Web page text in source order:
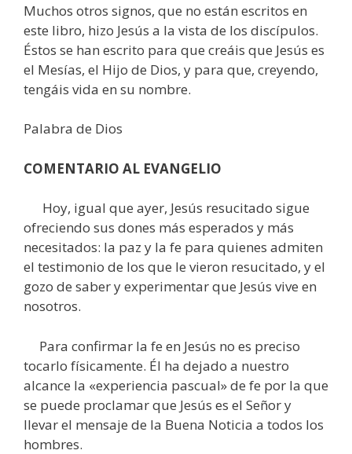
Muchos otros signos, que no están escritos en
este libro, hizo Jesús a la vista de los discípulos.
Éstos se han escrito para que creáis que Jesús es
el Mesías, el Hijo de Dios, y para que, creyendo,
tengáis vida en su nombre.
Palabra de Dios
COMENTARIO AL EVANGELIO
Hoy, igual que ayer, Jesús resucitado sigue
ofreciendo sus dones más esperados y más
necesitados: la paz y la fe para quienes admiten
el testimonio de los que le vieron resucitado, y el
gozo de saber y experimentar que Jesús vive en
nosotros.
Para confirmar la fe en Jesús no es preciso
tocarlo físicamente. Él ha dejado a nuestro
alcance la «experiencia pascual» de fe por la que
se puede proclamar que Jesús es el Señor y
llevar el mensaje de la Buena Noticia a todos los
hombres.